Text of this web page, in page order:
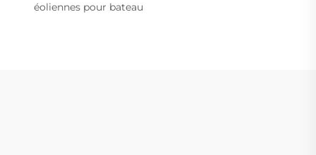
éoliennes pour bateau